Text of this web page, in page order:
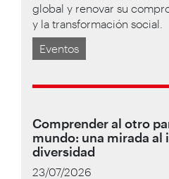
global y renovar su
y la transformación social.
Eventos
Comprender al otro
mundo: una mirada al
diversidad
23/07/2026